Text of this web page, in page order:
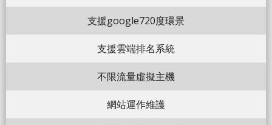
支援google720度環景
支援雲端排名系統
不限流量虛擬主機
網站運作維護